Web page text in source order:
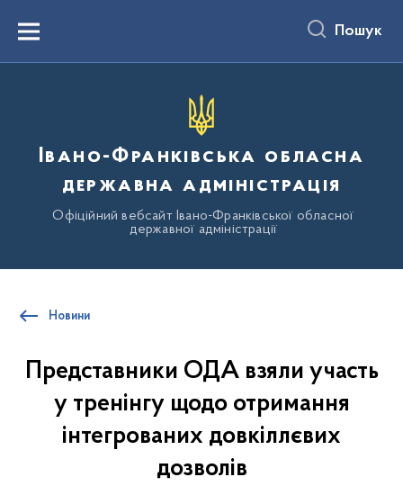
вмістуMenu Пошук
Івано-Франківська обласна
державна адміністрація
Офіційний вебсайт Івано-Франківської обласної
державної адміністрації
Новини
Представники ОДА взяли участь
у тренінгу щодо отримання
інтегрованих довкіллєвих
дозволів